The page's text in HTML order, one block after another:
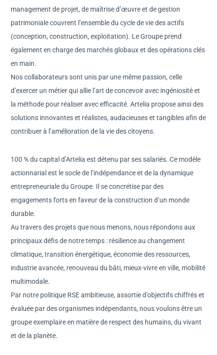
management de projet, de maîtrise d’œuvre et de gestion
patrimoniale couvrent l’ensemble du cycle de vie des actifs
(conception, construction, exploitation). Le Groupe prend
également en charge des marchés globaux et des opérations clés
en main.
Nos collaborateurs sont unis par une même passion, celle
d’exercer un métier qui allie l’art de concevoir avec ingéniosité et
la méthode pour réaliser avec efficacité. Artelia propose ainsi des
solutions innovantes et réalistes, audacieuses et tangibles afin de
contribuer à l’amélioration de la vie des citoyens.
100 % du capital d’Artelia est détenu par ses salariés. Ce modèle
actionnarial est le socle de l’indépendance et de la dynamique
entrepreneuriale du Groupe. Il se concrétise par des
engagements forts en faveur de la construction d’un monde
durable.
Au travers des projets que nous menons, nous répondons aux
principaux défis de notre temps : résilience au changement
climatique, transition énergétique, économie des ressources,
industrie avancée, renouveau du bâti, mieux-vivre en ville, mobilité
multimodale.
Par notre politique RSE ambitieuse, assortie d’objectifs chiffrés et
évaluée par des organismes indépendants, nous voulons être un
groupe exemplaire en matière de respect des humains, du vivant
et de la planète.